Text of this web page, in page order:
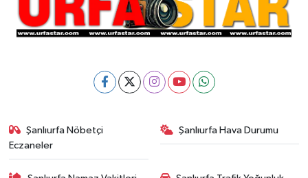
Şanlıurfa Nöbetçi
Eczaneler
Şanlıurfa Hava Durumu